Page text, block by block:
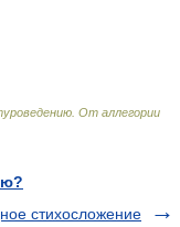
От аллегории
стихосложение